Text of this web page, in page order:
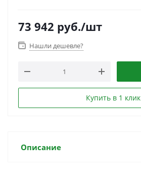
73 942 руб./шт
Нашли дешевле?
Купить в 1 клик
Описание